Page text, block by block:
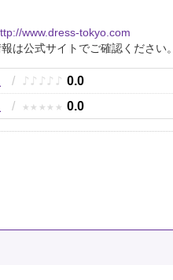
www.dress-tokyo.com
は公式サイトでご確認ください。
/ ♪ ♪ ♪ ♪ ♪ 0.0
/ ★ ★ ★ ★ ★ 0.0